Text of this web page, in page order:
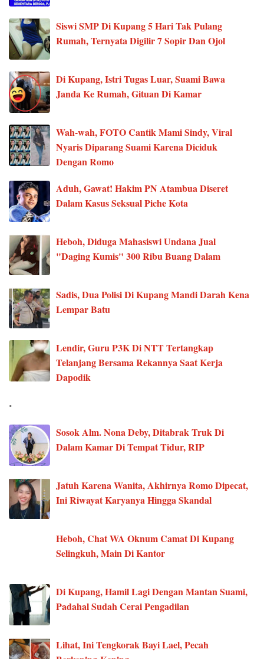
Siswi SMP Di Kupang 5 Hari Tak Pulang
Rumah, Ternyata Digilir 7 Sopir Dan Ojol
Di Kupang, Istri Tugas Luar, Suami Bawa
Janda Ke Rumah, Gituan Di Kamar
Wah-wah, FOTO Cantik Mami Sindy, Viral
Nyaris Diparang Suami Karena Diciduk
Dengan Romo
Aduh, Gawat! Hakim PN Atambua Diseret
Dalam Kasus Seksual Piche Kota
Heboh, Diduga Mahasiswi Undana Jual
"Daging Kumis" 300 Ribu Buang Dalam
Sadis, Dua Polisi Di Kupang Mandi Darah Kena
Lempar Batu
Lendir, Guru P3K Di NTT Tertangkap
Telanjang Bersama Rekannya Saat Kerja
Dapodik
.
Sosok Alm. Nona Deby, Ditabrak Truk Di
Dalam Kamar Di Tempat Tidur, RIP
Jatuh Karena Wanita, Akhirnya Romo Dipecat,
Ini Riwayat Karyanya Hingga Skandal
Heboh, Chat WA Oknum Camat Di Kupang
Selingkuh, Main Di Kantor
Di Kupang, Hamil Lagi Dengan Mantan Suami,
Padahal Sudah Cerai Pengadilan
Lihat, Ini Tengkorak Bayi Lael, Pecah